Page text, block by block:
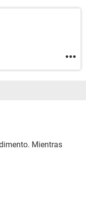
Mientras